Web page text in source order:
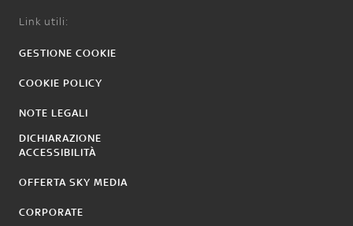
Link utili:
GESTIONE COOKIE
COOKIE POLICY
NOTE LEGALI
DICHIARAZIONE
ACCESSIBILITÀ
OFFERTA SKY MEDIA
CORPORATE